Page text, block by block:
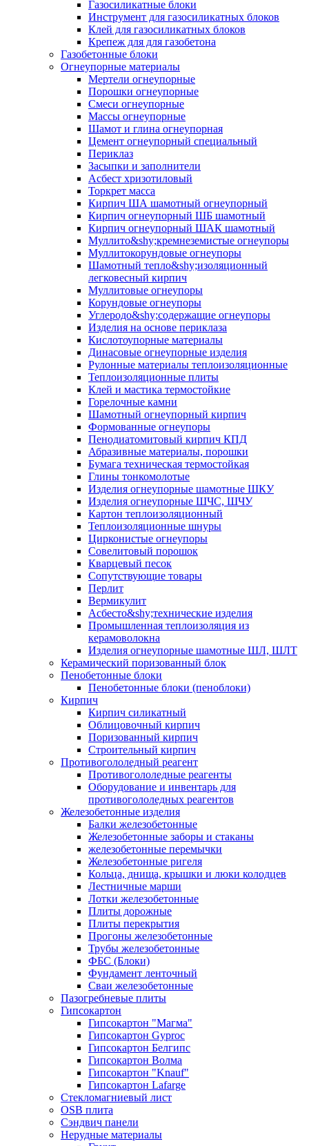
Газосиликатные блоки
Инструмент для газосиликатных блоков
Клей для газосиликатных блоков
Крепеж для для газобетона
Газобетонные блоки
Огнеупорные материалы
Мертели огнеупорные
Порошки огнеупорные
Смеси огнеупорные
Массы огнеупорные
Шамот и глина огнеупорная
Цемент огнеупорный специальный
Периклаз
Засыпки и заполнители
Асбест хризотиловый
Торкрет масса
Кирпич ША шамотный огнеупорный
Кирпич огнеупорный ШБ шамотный
Кирпич огнеупорный ШАК шамотный
Муллито&shy;­кремнеземистые огнеупоры
Муллито­корундовые огнеупоры
Шамотный тепло&shy;изоляционный
легковесный кирпич
Муллитовые огнеупоры
Корундовые огнеупоры
Углеродо&shy;содержащие огнеупоры
Изделия на основе периклаза
Кислотоупорные материалы
Динасовые огнеупорные изделия
Рулонные материалы теплоизоляционные
Тепло­изоляционные плиты
Клей и мастика термостойкие
Горелочные камни
Шамотный огнеупорный кирпич
Формованные огнеупоры
Пенодиатомитовый кирпич КПД
Абразивные материалы, порошки
Бумага техническая термостойкая
Глины тонкомолотые
Изделия огнеупорные шамотные ШКУ
Изделия огнеупорные ШЧС, ШЧУ
Картон теплоизоляционный
Теплоизоляционные шнуры
Цирконистые огнеупоры
Совелитовый порошок
Кварцевый песок
Сопутствующие товары
Перлит
Вермикулит
Асбесто&shy;технические изделия
Промышленная теплоизоляция из
керамоволокна
Изделия огнеупорные шамотные ШЛ, ШЛТ
Керамический поризованный блок
Пенобетонные блоки
Пенобетонные блоки (пеноблоки)
Кирпич
Кирпич силикатный
Облицовочный кирпич
Поризованный кирпич
Строительный кирпич
Противогололедный реагент
Противогололедные реагенты
Оборудование и инвентарь для
противогололедных реагентов
Железобетонные изделия
Балки железобетонные
Железобетонные заборы и стаканы
железобетонные перемычки
Железобетонные ригеля
Кольца, днища, крышки и люки колодцев
Лестничные марши
Лотки железобетонные
Плиты дорожные
Плиты перекрытия
Прогоны железобетонные
Трубы железобетонные
ФБС (Блоки)
Фундамент ленточный
Сваи железобетонные
Пазогребневые плиты
Гипсокартон
Гипсокартон "Магма"
Гипсокартон Gyproc
Гипсокартон Белгипс
Гипсокартон Волма
Гипсокартон "Knauf"
Гипсокартон Lafarge
Стекломагниевый лист
OSB плита
Сэндвич панели
Нерудные материалы